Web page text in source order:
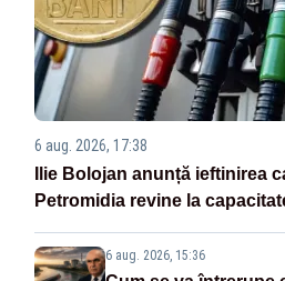
6 aug. 2026, 17:38
Ilie Bolojan anunță ieftinirea
Petromidia revine la
6 aug. 2026, 15:36